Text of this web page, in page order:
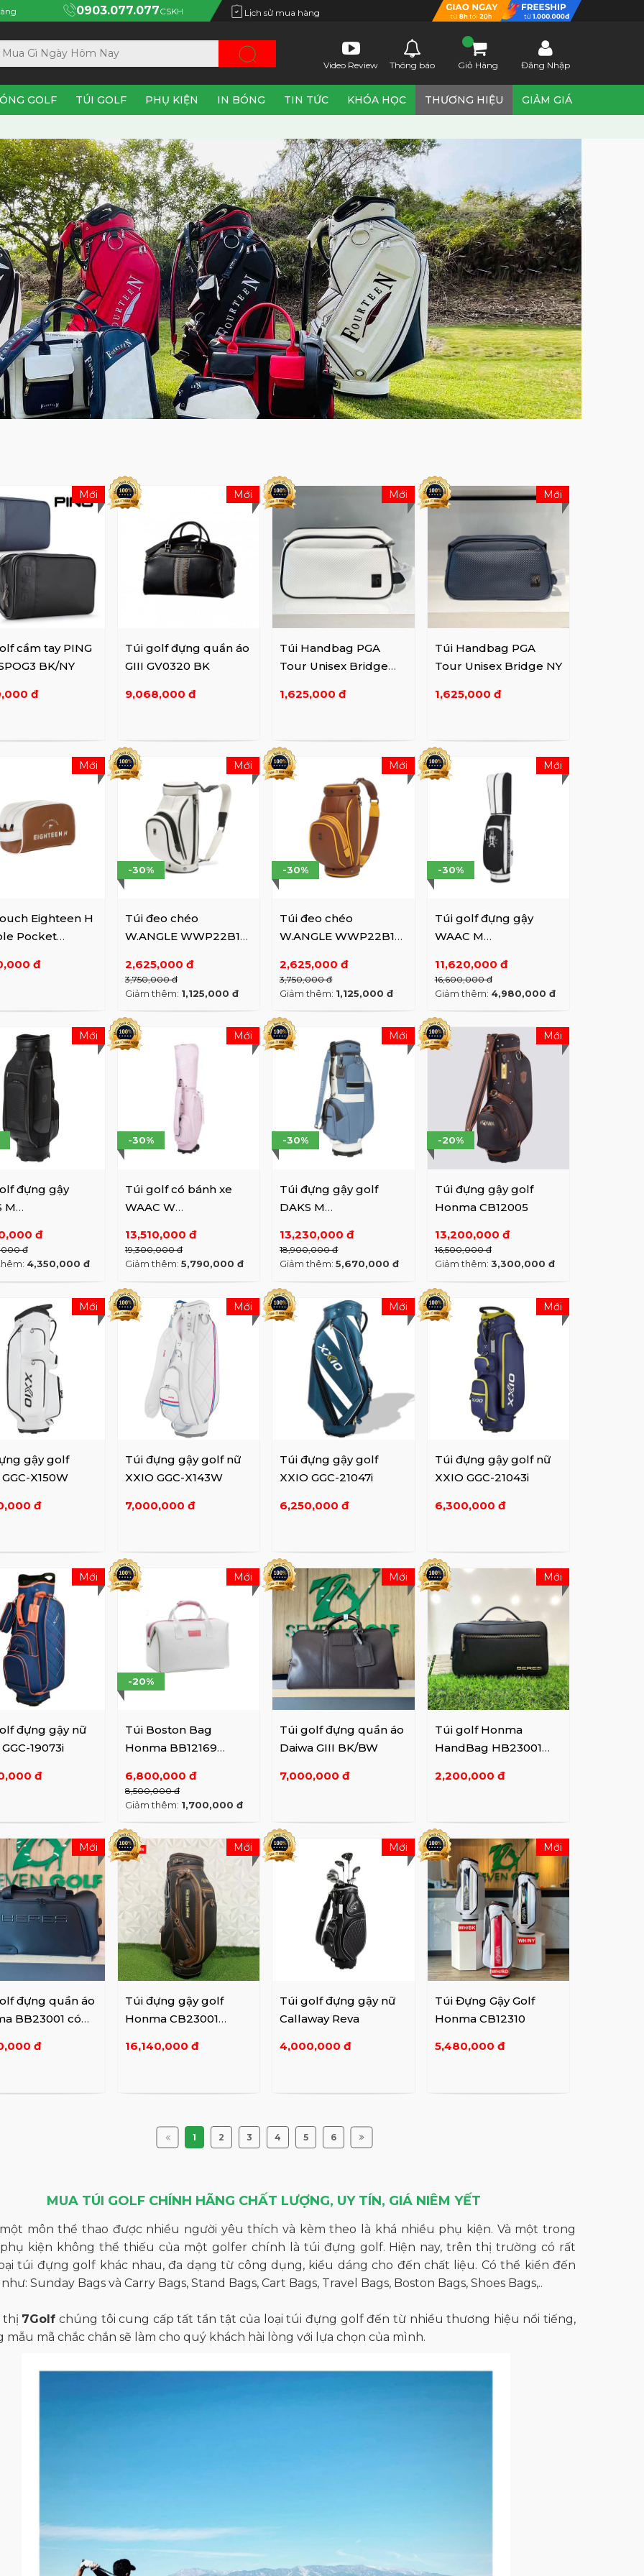
0903.077.077CSKH Lịch sử mua hàng
Video Review Thông báo Giỏ Hàng Đăng Nhập
GOLF TÚI GOLF PHỤ KIỆN IN BÓNG TIN TỨC KHÓA HỌC THƯƠNG HIỆU GIẢM GIÁ
cầm tay PING
BK/NY
đ
Mới
Túi golf đựng quần áo
GIII GV0320 BK
9,068,000 đ
Mới
Túi Handbag PGA
Tour Unisex Bridge
1,625,000 đ
Mới
Túi Handbag PGA
Tour Unisex Bridge NY
1,625,000 đ
Mới
Eighteen H
Pocket
đ
Mới
Túi đeo chéo
W.ANGLE WWP22B10
2,625,000 đ
3,750,000 đ
-30%
Giảm thêm: 1,125,000 đ
Mới
Túi đeo chéo
W.ANGLE WWP22B10
2,625,000 đ
3,750,000 đ
-30%
Giảm thêm: 1,125,000 đ
Mới
Túi golf đựng gậy
WAAC M
11,620,000 đ
16,600,000 đ
-30%
Giảm thêm: 4,980,000 đ
Mới
đựng gậy
M
đ
đ
4,350,000 đ
Mới
Túi golf có bánh xe
WAAC W
13,510,000 đ
19,300,000 đ
-30%
Giảm thêm: 5,790,000 đ
Mới
Túi đựng gậy golf
DAKS M
13,230,000 đ
18,900,000 đ
-30%
Giảm thêm:5,670,000 đ
Mới
Túi đựng gậy golf
Honma CB12005
13,200,000 đ
16,500,000 đ
-20%
Giảm thêm: 3,300,000 đ
Mới
gậy golf
X150W
đ
Mới
Túi đựng gậy golf nữ
XXIO GGC-X143W
7,000,000 đ
Mới
Túi đựng gậy golf
XXIO GGC-21047i
6,250,000 đ
Mới
Túi đựng gậy golf nữ
XXIO GGC-21043i
6,300,000 đ
Mới
đựng gậy nữ
19073i
đ
Mới
Túi Boston Bag
Honma BB12169
ANNIVERSARY
6,800,000 đ
8,500,000 đ
-20%
Giảm thêm: 1,700,000 đ
Mới
Túi golf đựng quần áo
Daiwa GIII BK/BW
7,000,000 đ
Mới
Túi golf Honma
HandBag HB23001
2,200,000 đ
Mới
đựng quần áo
BB23001 có
đ
Mới
Túi đựng gậy golf
Honma CB23001
16,140,000 đ
Mới
Túi golf đựng gậy nữ
Callaway Reva
4,000,000 đ
Mới
Túi Đựng Gậy Golf
Honma CB12310
5,480,000 đ
Mới
1 2 3 4 5 6
MUA TÚI GOLF CHÍNH HÃNG CHẤT LƯỢNG, UY TÍN, GIÁ NIÊM YẾT
môn thể thao được nhiều người yêu thích và kèm theo là khá nhiều phụ kiện. Và một trong
kiện không thể thiếu của một golfer chính là túi đựng golf. Hiện nay, trên thị trường có rất
túi đựng golf khác nhau, đa dạng từ công dụng, kiểu dáng cho đến chất liệu. Có thể kiển đến
Sunday Bags và Carry Bags, Stand Bags, Cart Bags, Travel Bags, Boston Bags, Shoes Bags,..
thị 7Golf chúng tôi cung cấp tất tần tật của loại túi đựng golf đến từ nhiều thương hiệu nổi tiếng,
mẫu mã chắc chắn sẽ làm cho quý khách hài lòng với lựa chọn của mình.